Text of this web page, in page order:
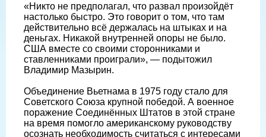
«Никто не предполагал, что развал произойдёт
настолько быстро. Это говорит о том, что там
действительно всё держалась на штыках и на
деньгах. Никакой внутренней опоры не было.
США вместе со своими сторонниками и
ставленниками проиграли», — подытожил
Владимир Мазырин.
Объединение Вьетнама в 1975 году стало для
Советского Союза крупной победой. А военное
поражение Соединённых Штатов в этой стране
на время помогло американскому руководству
осознать необходимость считаться с интересами